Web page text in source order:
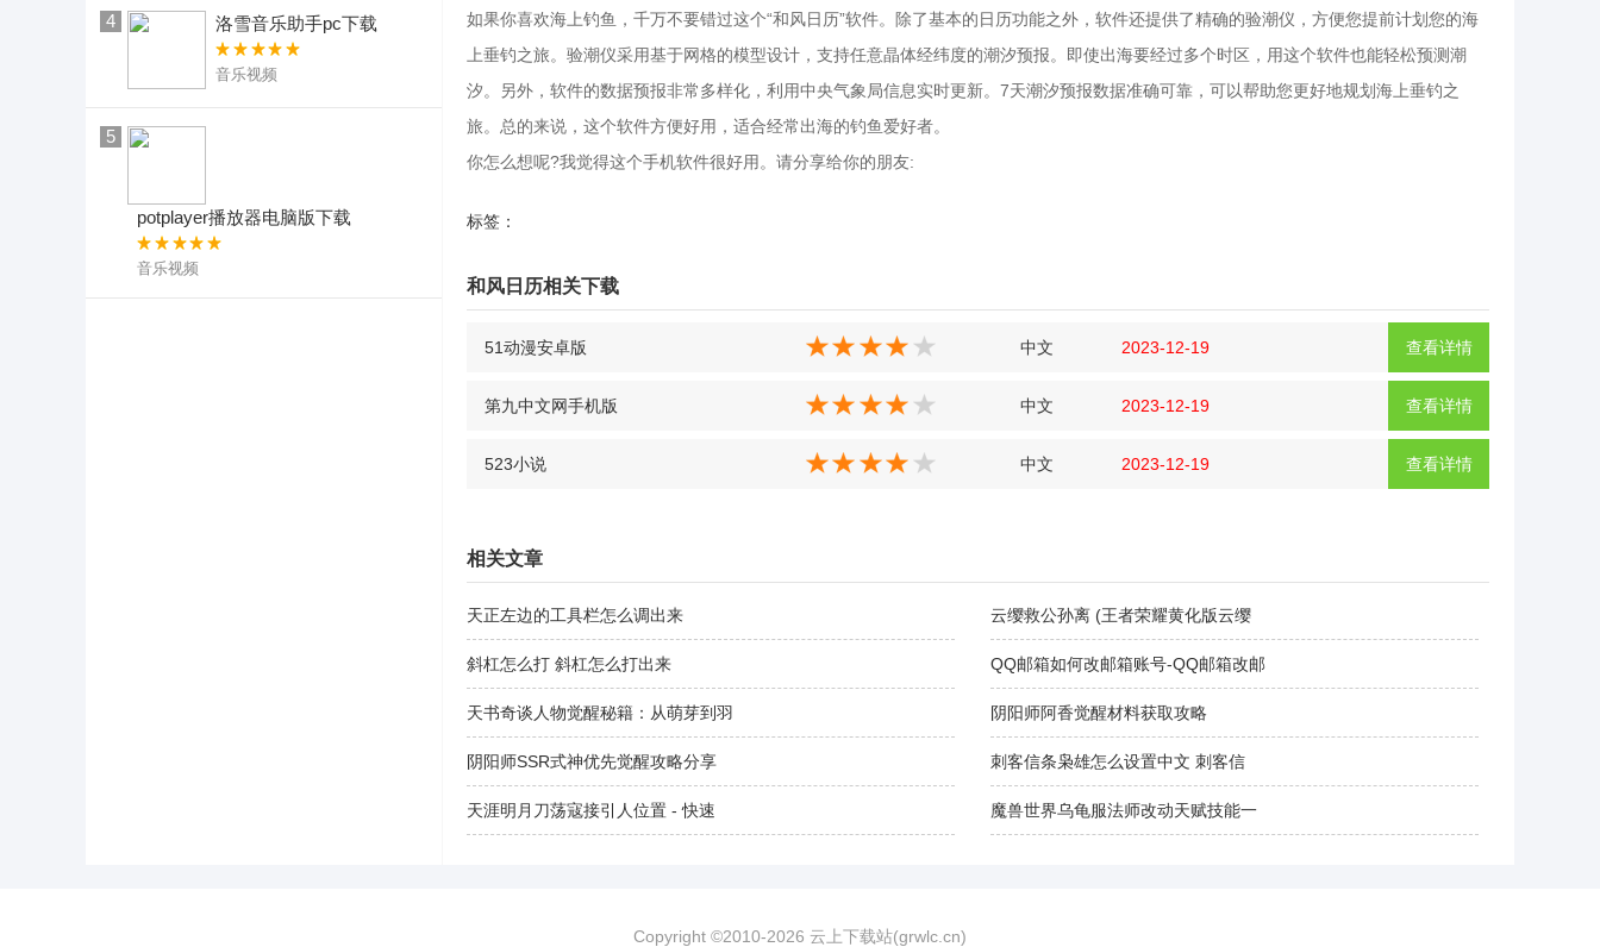
4 洛雪音乐助手pc下载
音乐视频
5
potplayer播放器电脑版下载
音乐视频
如果你喜欢海上钓鱼，千万不要错过这个“和风日历”软件。除了基本的日历功能之外，软件还提供了精确的验潮仪，方便您提前计划您的海
上垂钓之旅。验潮仪采用基于网格的模型设计，支持任意晶体经纬度的潮汐预报。即使出海要经过多个时区，用这个软件也能轻松预测潮
汐。另外，软件的数据预报非常多样化，利用中央气象局信息实时更新。7天潮汐预报数据准确可靠，可以帮助您更好地规划海上垂钓之
旅。总的来说，这个软件方便好用，适合经常出海的钓鱼爱好者。
你怎么想呢?我觉得这个手机软件很好用。请分享给你的朋友:
标签：
和风日历相关下载
查看详情
51动漫安卓版 中文 2023-12-19
查看详情
第九中文网手机版 中文 2023-12-19
查看详情
523小说 中文 2023-12-19
相关文章
天正左边的工具栏怎么调出来 云缨救公孙离 (王者荣耀黄化版云缨
斜杠怎么打 斜杠怎么打出来 QQ邮箱如何改邮箱账号-QQ邮箱改邮
天书奇谈人物觉醒秘籍：从萌芽到羽 阴阳师阿香觉醒材料获取攻略
阴阳师SSR式神优先觉醒攻略分享 刺客信条枭雄怎么设置中文 刺客信
天涯明月刀荡寇接引人位置 - 快速 魔兽世界乌龟服法师改动天赋技能一
Copyright ©2010-2026 云上下载站(grwlc.cn)